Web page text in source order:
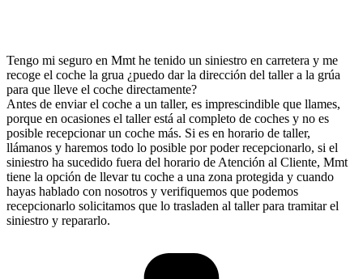
Tengo mi seguro en Mmt he tenido un siniestro en carretera y me
recoge el coche la grua ¿puedo dar la dirección del taller a la grúa
para que lleve el coche directamente?
Antes de enviar el coche a un taller, es imprescindible que llames,
porque en ocasiones el taller está al completo de coches y no es
posible recepcionar un coche más. Si es en horario de taller,
llámanos y haremos todo lo posible por poder recepcionarlo, si el
siniestro ha sucedido fuera del horario de Atención al Cliente, Mmt
tiene la opción de llevar tu coche a una zona protegida y cuando
hayas hablado con nosotros y verifiquemos que podemos
recepcionarlo solicitamos que lo trasladen al taller para tramitar el
siniestro y repararlo.